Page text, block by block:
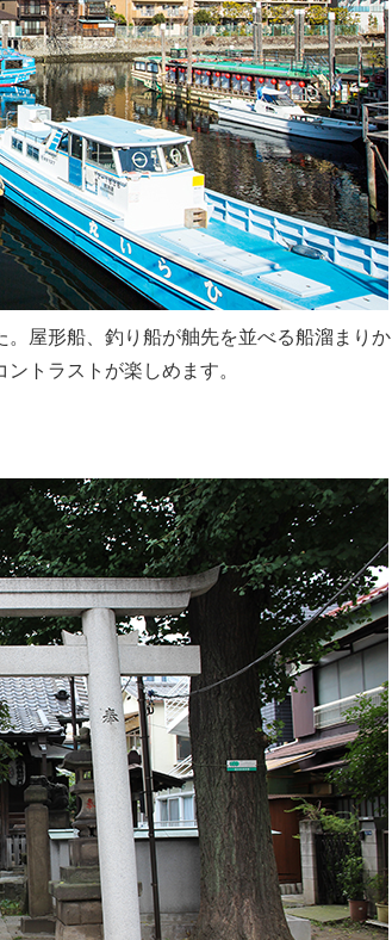
屋形船、釣り船が舳先を並べる船溜まりか
トラストが楽しめます。